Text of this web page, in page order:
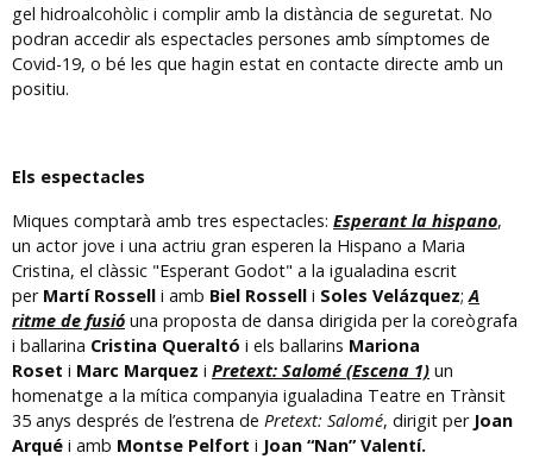
gel hidroalcohòlic i complir amb la distància de seguretat. No
podran accedir als espectacles persones amb símptomes de
Covid-19, o bé les que hagin estat en contacte directe amb un
positiu.
Els espectacles
Miques comptarà amb tres espectacles: Esperant la hispano,
un actor jove i una actriu gran esperen la Hispano a Maria
Cristina, el clàssic "Esperant Godot" a la igualadina escrit
per Martí Rossell i amb Biel Rossell i Soles Velázquez;A
ritme de fusió una proposta de dansa dirigida per la coreògrafa
i ballarina Cristina Queraltó i els ballarins Mariona
Roset i Marc Marquez i Pretext: Salomé (Escena 1) un
homenatge a la mítica companyia igualadina Teatre en Trànsit
35 anys després de l’estrena de Pretext: Salomé, dirigit per Joan
Arqué i amb Montse Pelfort i Joan “Nan” Valentí.